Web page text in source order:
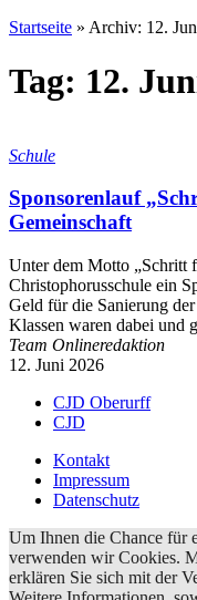
Startseite » Archiv: 12.
Tag: 12.
Schule
Sponsorenlauf
Gemeinschaft
Unter dem Motto „Schritt
Christophorusschule ein
Geld für die Sanierung
Klassen waren dabei und
Team Onlineredaktion
12. Juni 2026
CJD Oberurff
CJD
Kontakt
Impressum
Datenschutz
Um Ihnen die Chance für
verwenden wir Cookies.
erklären Sie sich mit der